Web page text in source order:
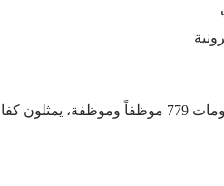
وعالمياً.